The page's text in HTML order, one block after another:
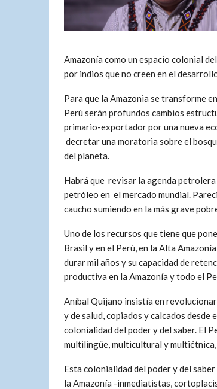
Amazonía como un espacio colonial
por indios que no creen en el
Para que la Amazonia se transforme
Perú serán profundos cambios
primario-exportador por una nueva
decretar una moratoria sobre el
del planeta.
Habrá que revisar la agenda
petróleo en el mercado mundial.
caucho sumiendo en la más grave
Uno de los recursos que tiene que
Brasil y en el Perú, en la Alta
durar mil años y su capacidad de
productiva en la Amazonía y todo el
Aníbal Quijano insistía en
y de salud, copiados y calcados desde
colonialidad del poder y del saber. El
multilingüe, multicultural y
Esta colonialidad del poder y del
la Amazonía -inmediatistas,